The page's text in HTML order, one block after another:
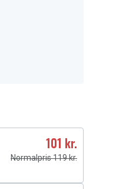
101 kr.
Normalpris 119 kr.